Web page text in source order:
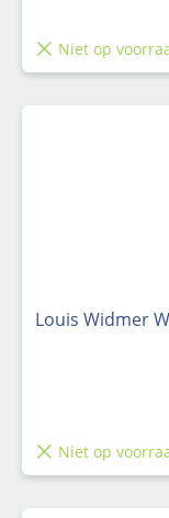
Niet op
Louis Widmer
Niet op